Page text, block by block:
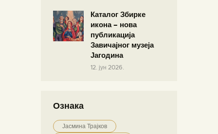
Каталог Збирке
икона – нова
публикација
Завичајног музеја
Јагодина
12. јун 2026.
Ознака
Јасмина Трајков